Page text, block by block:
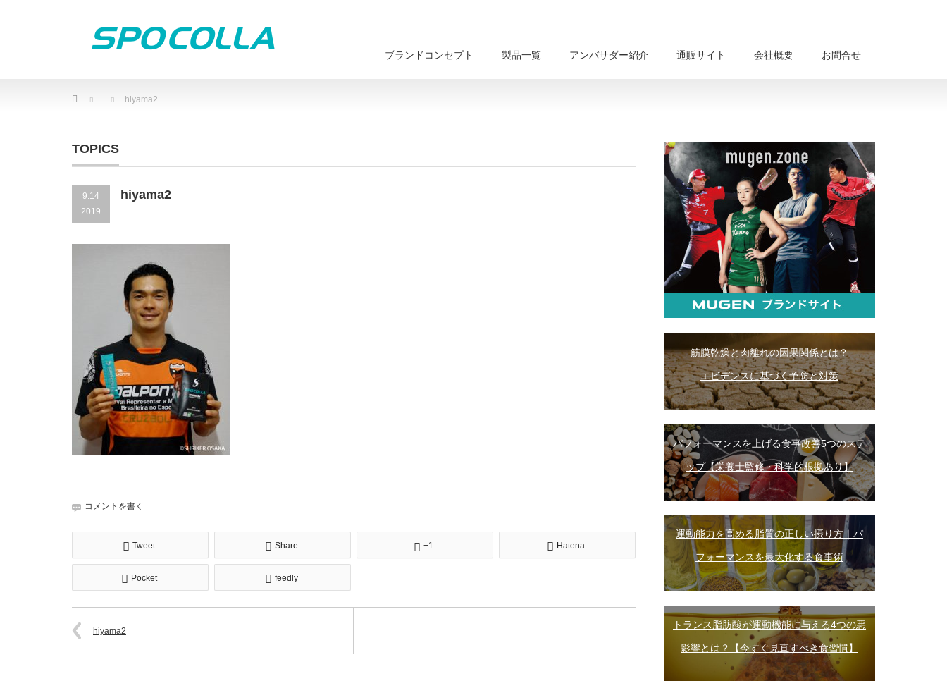
ブランドコンセプト 製品一覧 アンバサダー紹介 通販サイト 会社概要 お問合せ
Home hiyama2
TOPICS
9.14
2019
hiyama2
コメントを書く
Tweet Share +1 Hatena
Pocket feedly
hiyama2
筋膜乾燥と肉離れの因果関係とは？
エビデンスに基づく予防と対策
パフォーマンスを上げる食事改善5つのステ
ップ【栄養士監修・科学的根拠あり】
運動能力を高める脂質の正しい摂り方｜パ
フォーマンスを最大化する食事術
トランス脂肪酸が運動機能に与える4つの悪
影響とは？【今すぐ見直すべき食習慣】